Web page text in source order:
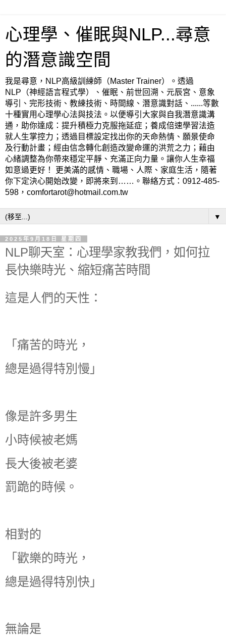
心理學、催眠與NLP...尋意
的潛意識空間
我是尋意，NLP高級訓練師（Master Trainer）。透過
NLP（神經語言程式學）、催眠、前世回溯、元辰宮、意象
導引、完形技術、教練技術、時間線、潛意識對話、......等數
十種實用心理學心法與技法。以便導引大家與自我潛意識溝
通，助你達成：提升積極力克服拖延症；養成倍速學習法造
就人生掌控力；透過目標設定找出你的天命熱情、願景使命
及行動計畫；經由信念轉化創造改變命運的洪荒之力；藉由
心緒調整為你帶來穩定平靜、充滿正向力量。讓你人生幸福
如意過更好！ 更美滿的感情、職場、人際、家庭生活，隨著
你下定決心開始改變，即將來到……。聯絡方式：0912-485-
598，comfortarot@hotmail.com.tw
▼
2025年9月18日 星期四
NLP聊天室：心理學家教我們，如何拉
長快樂時光、縮短痛苦時間
這是人們的天性：
「痛苦的時光，
總是過得特別慢」
像是許多男生
小時候被老媽
長大後被老婆
罰跪的時候。
相對的
「歡樂的時光，
總是過得特別快」
無論是